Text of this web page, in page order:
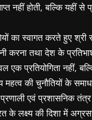
नहीं होती, बल्कि यहीं से
का स्वागत करते हुए
करना तथा देश के
प्रतियोगिता नहीं,
महत्व की चुनौतियों के
एवं प्रशासनिक
के लक्ष्य की दिशा में